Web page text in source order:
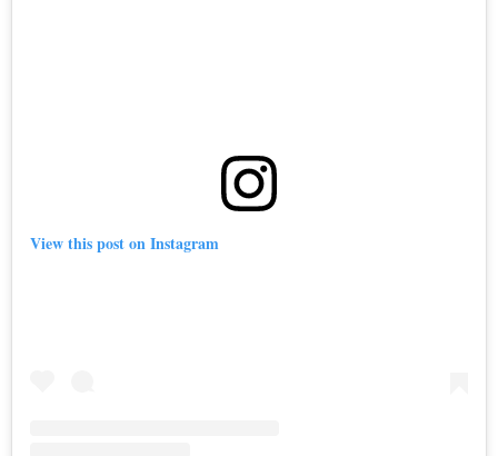
View this post on Instagram